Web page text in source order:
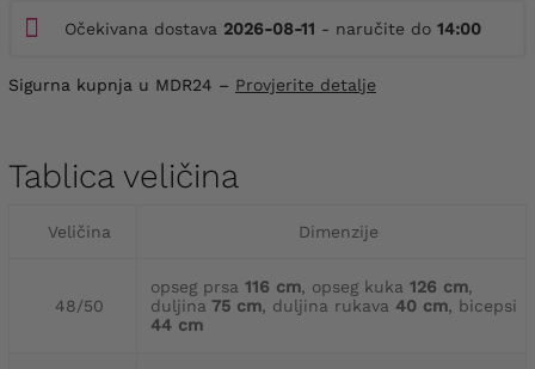
Očekivana dostava 2026-08-11 - naručite do 14:00
Sigurna kupnja u MDR24 – Provjerite detalje
Tablica veličina
Veličina Dimenzije
48/50
opseg prsa 116 cm, opseg kuka 126 cm,
duljina 75 cm, duljina rukava 40 cm, bicepsi
44 cm